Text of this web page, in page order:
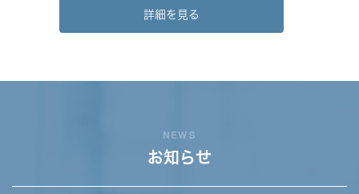
詳細を見る
NEWS
お知らせ